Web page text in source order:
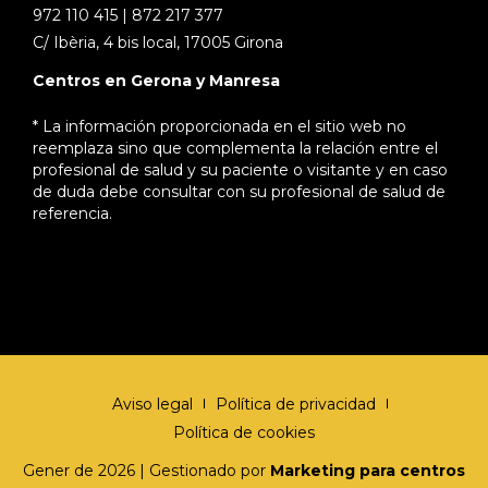
972 110 415 | 872 217 377
C/ Ibèria, 4 bis local, 17005 Girona
Centros en Gerona y Manresa
* La información proporcionada en el sitio web no
reemplaza sino que complementa la relación entre el
profesional de salud y su paciente o visitante y en caso
de duda debe consultar con su profesional de salud de
referencia.
Aviso legal
Política de privacidad
Política de cookies
Gener de 2026 | Gestionado por Marketing para centros